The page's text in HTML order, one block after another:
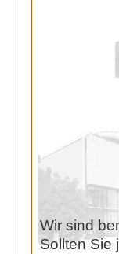
Wir sind
Sollten Sie